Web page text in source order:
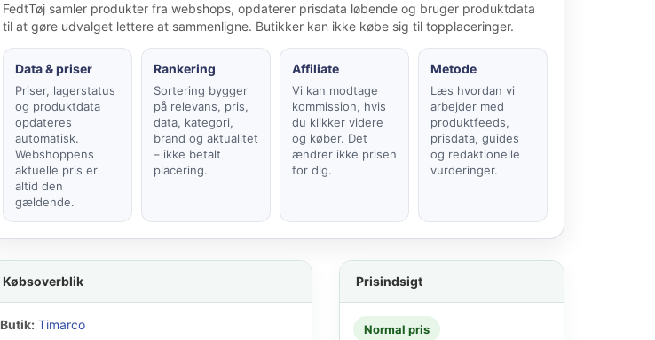
FedtTøj samler produkter fra webshops, opdaterer prisdata løbende og bruger produktdata
til at gøre udvalget lettere at sammenligne. Butikker kan ikke købe sig til topplaceringer.
Data & priser
Priser, lagerstatus
og produktdata
opdateres
automatisk.
Webshoppens
aktuelle pris er
altid den
gældende.
Rankering
Sortering bygger
på relevans, pris,
data, kategori,
brand og aktualitet
– ikke betalt
placering.
Affiliate
Vi kan modtage
kommission, hvis
du klikker videre
og køber. Det
ændrer ikke prisen
for dig.
Metode
Læs hvordan vi
arbejder med
produktfeeds,
prisdata, guides
og redaktionelle
vurderinger.
Købsoverblik
Butik: Timarco
Prisindsigt
Normal pris